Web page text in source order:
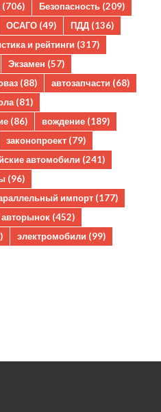
(706) Безопасность (209)
ОСАГО (49) ПДД (136)
и рейтинги (317)
Экзамен (57)
(88) автозапчасти (68)
(81)
(86) вождение (189)
законопроект (79)
автомобили (241)
(96)
импорт (177)
авторынок (452)
электромобили (99)